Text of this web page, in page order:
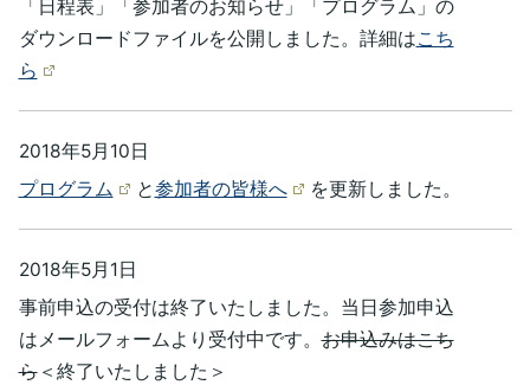
「日程表」「参加者のお知らせ」「プログラム」の
ダウンロードファイルを公開しました。詳細はこち
ら
2018年5月10日
プログラム
と参加者の皆様へ を更新しました。
2018年5月1日
事前申込の受付は終了いたしました。当日参加申込
はメールフォームより受付中です。お申込みはこち
ら＜終了いたしました＞